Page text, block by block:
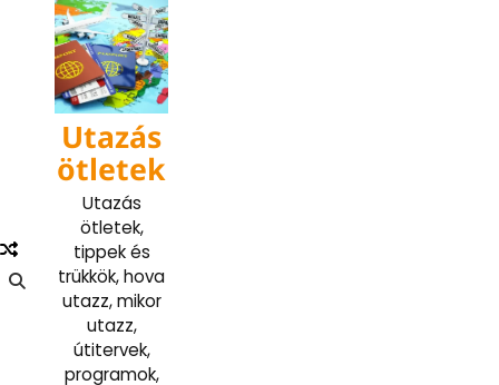
content
Utazás
ötletek
Utazás
ötletek,
tippek és
trükkök, hova
utazz, mikor
utazz,
útitervek,
programok,